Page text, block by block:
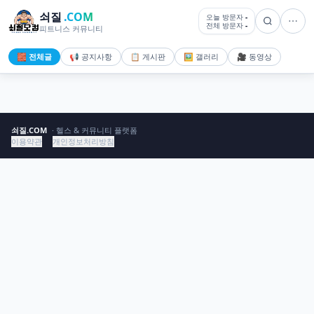
쇠질 .COM
피트니스 커뮤니티
오늘 방문자 -
전체 방문자 -
🧱 전체글 📢 공지사항 📋 게시판 🖼️ 갤러리 🎥 동영상
쇠질.COM · 헬스 & 커뮤니티 플랫폼
이용약관
개인정보처리방침